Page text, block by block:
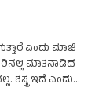
ಎಂದು ಮಾಜಿ
ಮಾತನಾಡಿದ
ಶಸ್ತ್ರ ಇದೆ ಎಂದು